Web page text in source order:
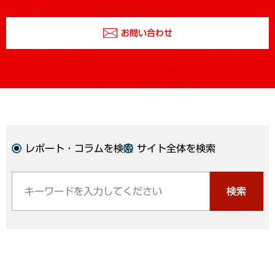
お問い合わせ
レポート・コラムを検索 サイト全体を検索
検索